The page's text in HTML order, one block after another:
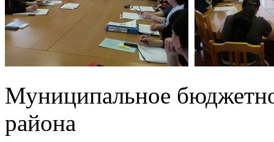
Муниципальное
района